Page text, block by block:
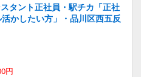
タント正社員・駅チカ「正社
かしたい方」・品川区西五反
円